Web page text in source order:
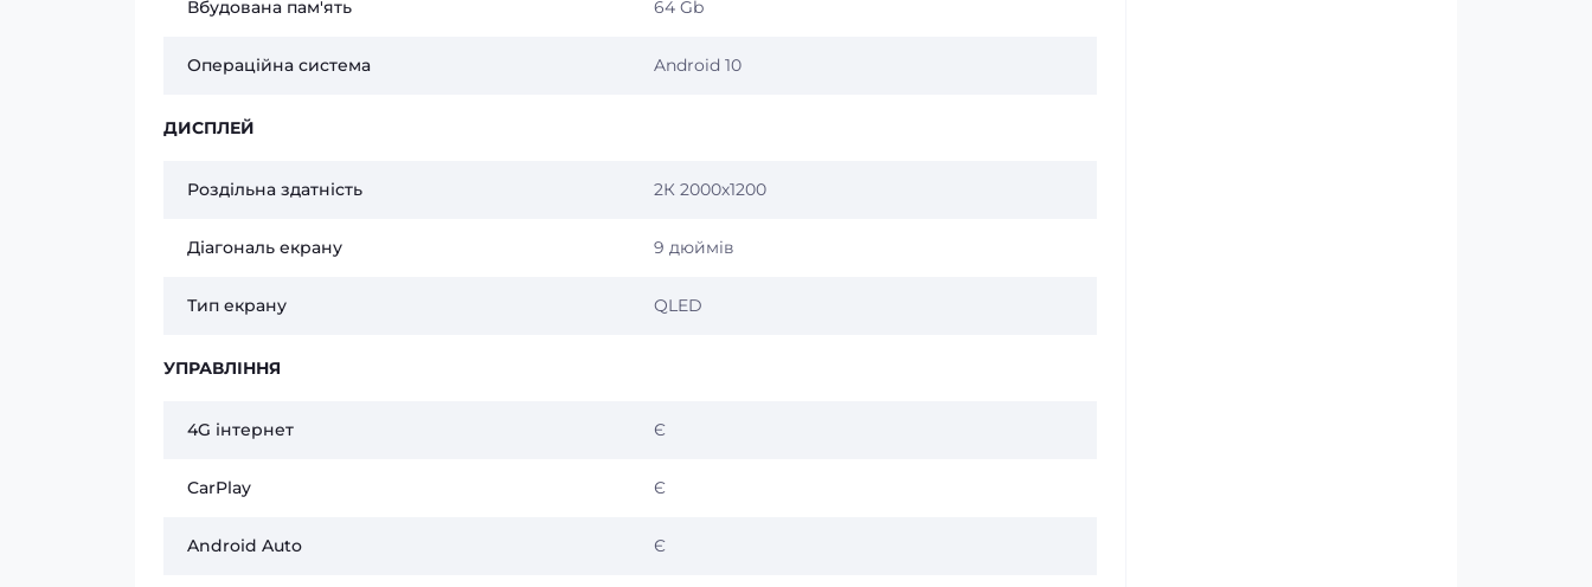
Вбудована пам'ять 64 Gb
Операційна система Android 10
ДИСПЛЕЙ
Роздільна здатність 2К 2000х1200
Діагональ екрану 9 дюймів
Тип екрану QLED
УПРАВЛІННЯ
4G інтернет Є
CarPlay Є
Android Auto Є